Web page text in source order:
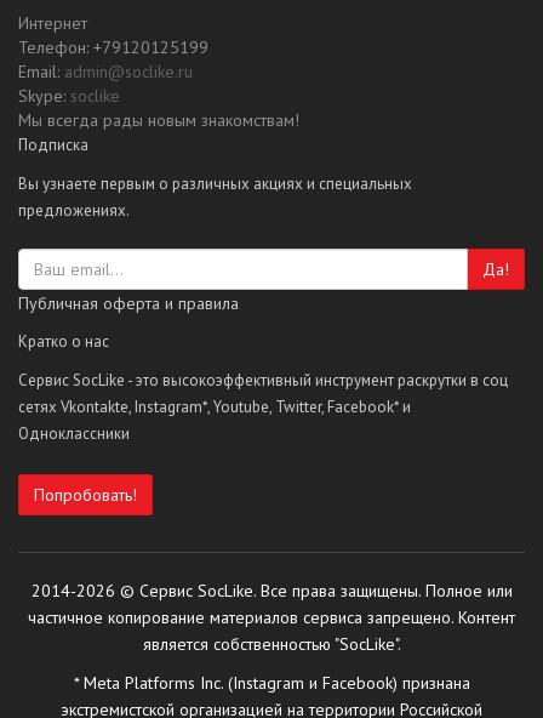
Интернет
Телефон: +79120125199
Email: admin@soclike.ru
Skype: soclike
Мы всегда рады новым знакомствам!
Подписка
Вы узнаете первым о различных акциях и специальных
предложениях.
Да!
Публичная оферта и правила
Кратко о нас
Сервис SocLike - это высокоэффективный инструмент раскрутки в соц
сетях Vkontakte, Instagram*, Youtube, Twitter, Facebook* и
Одноклассники
Попробовать!
2014-2026 © Сервис SocLike. Все права защищены. Полное или
частичное копирование материалов сервиса запрещено. Контент
является собственностью "SocLike".
* Meta Platforms Inc. (Instagram и Facebook) признана
экстремистской организацией на территории Российской